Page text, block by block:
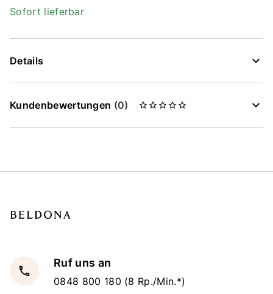
Sofort lieferbar
Details
Kundenbewertungen (0)
local_phone
Ruf uns an
0848 800 180 (8 Rp./Min.*)